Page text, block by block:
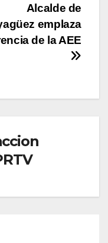
Alcalde de
emplaza
de la AEE